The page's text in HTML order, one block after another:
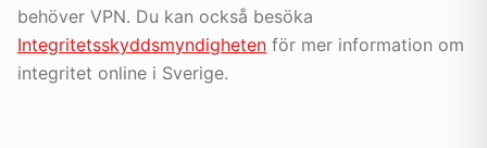
behöver VPN. Du kan också besöka
Integritetsskyddsmyndigheten för mer information om
integritet online i Sverige.